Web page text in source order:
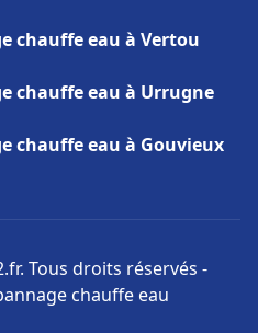
chauffe eau à Vertou
chauffe eau à Urrugne
chauffe eau à Gouvieux
Tous droits réservés -
chauffe eau